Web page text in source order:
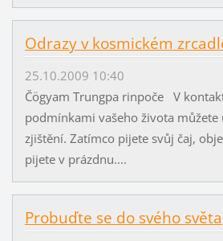
Odrazy v kosmickém
25.10.2009 10:40
Čögyam Trungpa rinpoče V
podmínkami vašeho života můžete
zjištění. Zatímco pijete svůj čaj,
pijete v prázdnu....
Probuďte se do svého světa